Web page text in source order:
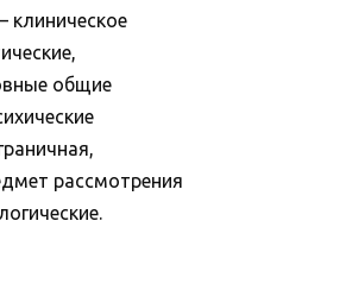
клиническое
общие
рассмотрения